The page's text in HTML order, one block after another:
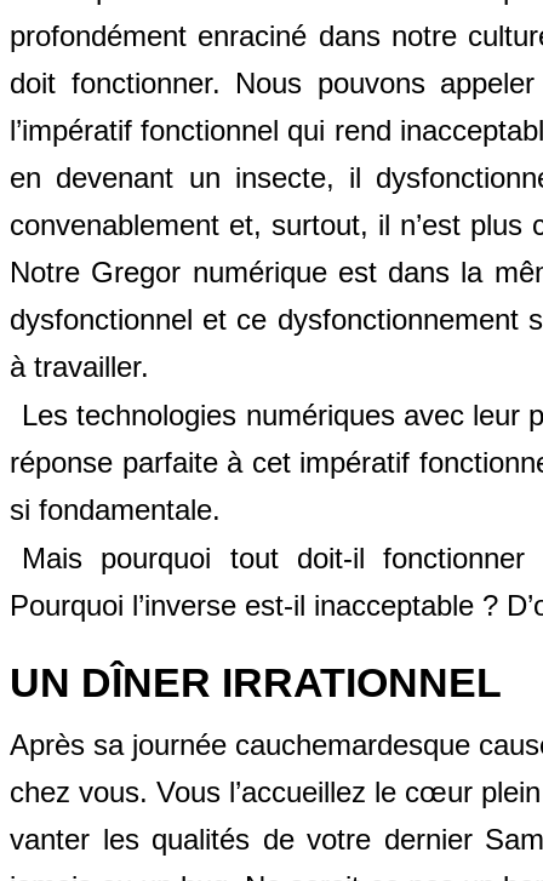
profondément enraciné dans notre
doit fonctionner. Nous pouvons
l’impératif fonctionnel qui rend
en devenant un insecte, il
convenablement et, surtout, il n’est
Notre Gregor numérique est dans la
dysfonctionnel et ce dysfonctionnement
à travailler.
Les technologies numériques avec leur
réponse parfaite à cet impératif
si fondamentale.
Mais pourquoi tout doit-il
Pourquoi l’inverse est-il inacceptable ?
UN DÎNER IRRATIONNEL
Après sa journée cauchemardesque
chez vous. Vous l’accueillez le cœur
vanter les qualités de votre dernier